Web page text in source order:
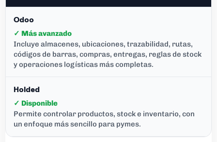
✓ Más avanzado
Incluye almacenes, ubicaciones, trazabilidad, rutas,
códigos de barras, compras, entregas, reglas de stock
y operaciones logísticas más completas.
✓ Disponible
Permite controlar productos, stock e inventario, con
un enfoque más sencillo para pymes.